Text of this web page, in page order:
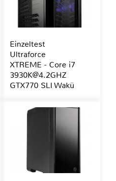
Einzeltest
Ultraforce
XTREME - Core i7
3930K@4.2GHZ
GTX770 SLI Wakü